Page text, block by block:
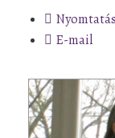
Nyomtatás
E-mail